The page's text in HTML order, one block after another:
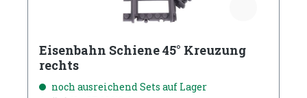
Eisenbahn Schiene 45° Kreuzung
rechts
noch ausreichend Sets auf Lager